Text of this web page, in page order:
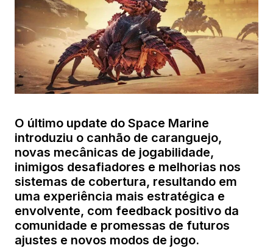
O último update do Space Marine
introduziu o canhão de caranguejo,
novas mecânicas de jogabilidade,
inimigos desafiadores e melhorias nos
sistemas de cobertura, resultando em
uma experiência mais estratégica e
envolvente, com feedback positivo da
comunidade e promessas de futuros
ajustes e novos modos de jogo.